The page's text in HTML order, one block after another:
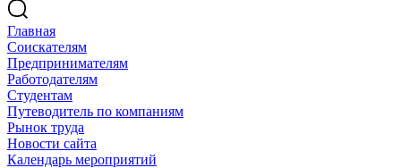
Главная
Соискателям
Предпринимателям
Работодателям
Студентам
Путеводитель по компаниям
Рынок труда
Новости сайта
Календарь мероприятий